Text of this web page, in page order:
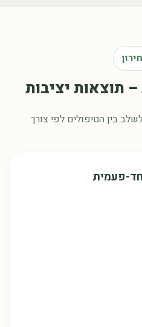
תוצאות יציבות
בין הטיפולים לפי צורך.
פעמית